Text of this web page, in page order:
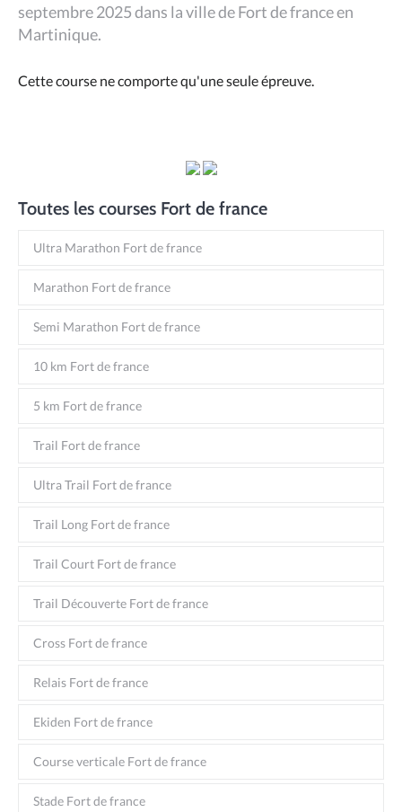
septembre 2025 dans la ville de Fort de france en
Martinique.
Cette course ne comporte qu'une seule épreuve.
Toutes les courses Fort de france
Ultra Marathon Fort de france
Marathon Fort de france
Semi Marathon Fort de france
10 km Fort de france
5 km Fort de france
Trail Fort de france
Ultra Trail Fort de france
Trail Long Fort de france
Trail Court Fort de france
Trail Découverte Fort de france
Cross Fort de france
Relais Fort de france
Ekiden Fort de france
Course verticale Fort de france
Stade Fort de france